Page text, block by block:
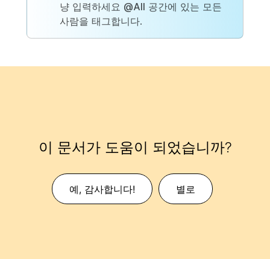
냥 입력하세요 @All 공간에 있는 모든
사람을 태그합니다.
이 문서가 도움이 되었습니까?
예, 감사합니다! 별로